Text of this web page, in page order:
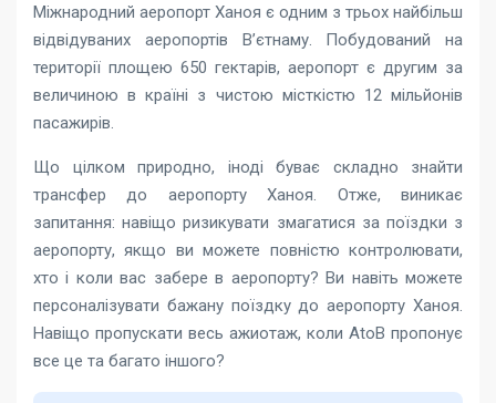
Міжнародний аеропорт Ханоя є одним з трьох найбільш
відвідуваних аеропортів В’єтнаму. Побудований на
території площею 650 гектарів, аеропорт є другим за
величиною в країні з чистою місткістю 12 мільйонів
пасажирів.
Що цілком природно, іноді буває складно знайти
трансфер до аеропорту Ханоя. Отже, виникає
запитання: навіщо ризикувати змагатися за поїздки з
аеропорту, якщо ви можете повністю контролювати,
хто і коли вас забере в аеропорту? Ви навіть можете
персоналізувати бажану поїздку до аеропорту Ханоя.
Навіщо пропускати весь ажиотаж, коли AtoB пропонує
все це та багато іншого?